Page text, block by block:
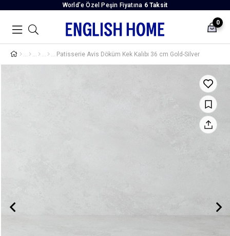
World’e Özel Peşin Fiyatına 6 Taksit
0
Patisserie Avis Döküm Kek Kalıbı 36 cm Gold-Silver